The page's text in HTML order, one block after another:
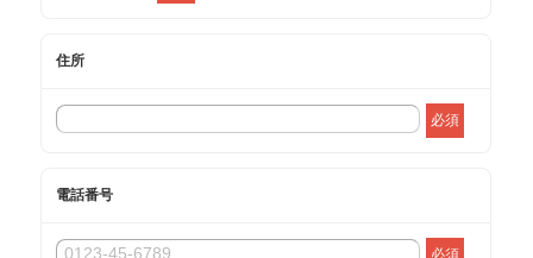
住所
必須
電話番号
必須